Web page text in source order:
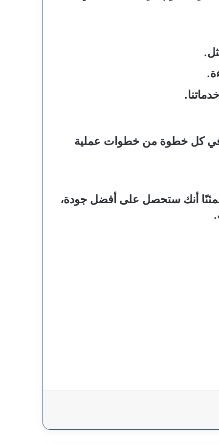
في كل خطوة من خطوات عملية
أنك ستحصل على أفضل جودة،